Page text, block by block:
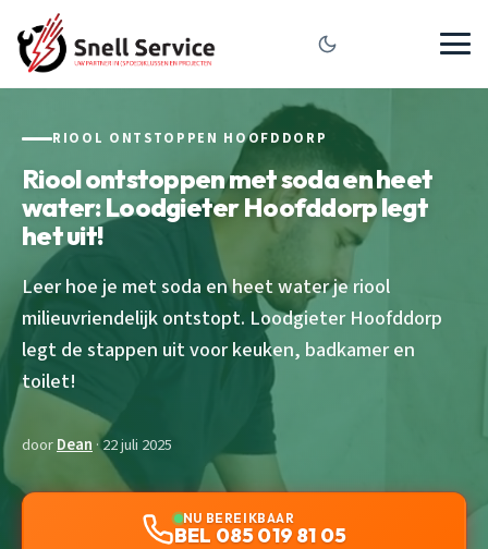
RIOOL ONTSTOPPEN HOOFDDORP
Riool ontstoppen met soda en heet
water: Loodgieter Hoofddorp legt
het uit!
Leer hoe je met soda en heet water je riool
milieuvriendelijk ontstopt. Loodgieter Hoofddorp
legt de stappen uit voor keuken, badkamer en
toilet!
doorDean · 22 juli 2025
NU BEREIKBAAR
BEL 085 019 81 05